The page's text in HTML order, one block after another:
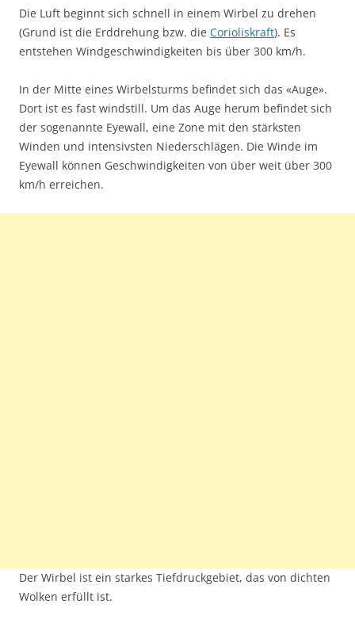
Die Luft beginnt sich schnell in einem Wirbel zu drehen
(Grund ist die Erddrehung bzw. die Corioliskraft). Es
entstehen Windgeschwindigkeiten bis über 300 km/h.
In der Mitte eines Wirbelsturms befindet sich das «Auge».
Dort ist es fast windstill. Um das Auge herum befindet sich
der sogenannte Eyewall, eine Zone mit den stärksten
Winden und intensivsten Niederschlägen. Die Winde im
Eyewall können Geschwindigkeiten von über weit über 300
km/h erreichen.
Der Wirbel ist ein starkes Tiefdruckgebiet, das von dichten
Wolken erfüllt ist.